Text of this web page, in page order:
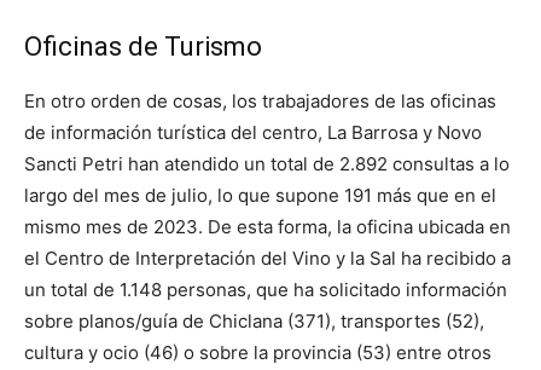
Oficinas de Turismo
En otro orden de cosas, los trabajadores de las oficinas
de información turística del centro, La Barrosa y Novo
Sancti Petri han atendido un total de 2.892 consultas a lo
largo del mes de julio, lo que supone 191 más que en el
mismo mes de 2023. De esta forma, la oficina ubicada en
el Centro de Interpretación del Vino y la Sal ha recibido a
un total de 1.148 personas, que ha solicitado información
sobre planos/guía de Chiclana (371), transportes (52),
cultura y ocio (46) o sobre la provincia (53) entre otros